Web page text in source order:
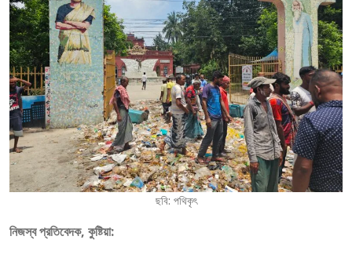
ছবি: পথিকৃৎ
নিজস্ব প্রতিবেদক, কুষ্টিয়া: